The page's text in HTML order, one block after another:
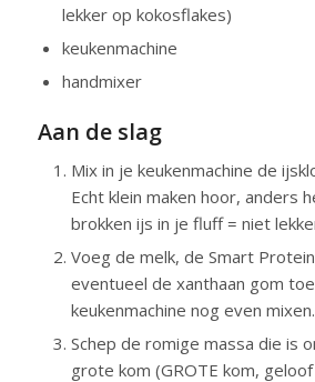
lekker op kokosflakes)
keukenmachine
handmixer
Aan de slag
Mix in je keukenmachine de
Echt klein maken hoor, anders
brokken ijs in je fluff = niet
Voeg de melk, de Smart
eventueel de xanthaan gom
keukenmachine nog even mixen.
Schep de romige massa die is
grote kom (GROTE kom,